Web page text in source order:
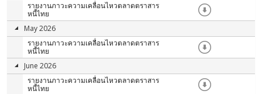
รายงานภาวะความเคลื่อนไหวตลาดตราสาร
หนี้ไทย
May 2026
รายงานภาวะความเคลื่อนไหวตลาดตราสาร
หนี้ไทย
June 2026
รายงานภาวะความเคลื่อนไหวตลาดตราสาร
หนี้ไทย